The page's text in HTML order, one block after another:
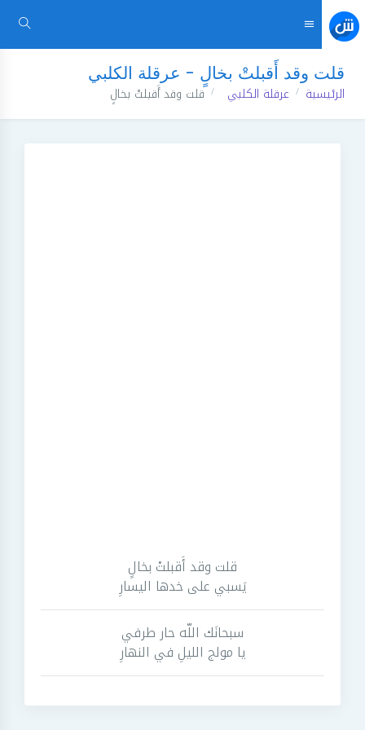
قلت وقد أَقبلتْ بخالٍ - عرقلة الكلبي
الرئيسية عرقلة الكلبي قلت وقد أَقبلتْ بخالٍ
قلت وقد أَقبلتْ بخالٍ
يَسبي على خدها اليسارِ
سبحانَك اللّه حار طرفي
يا مولج الليلِ في النهارِ